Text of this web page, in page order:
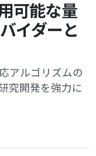
可能な量
イダーと
アルゴリズムの
究開発を強力に